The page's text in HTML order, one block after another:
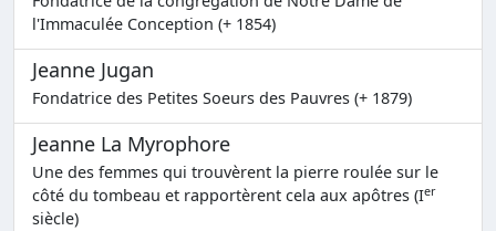
l'Immaculée Conception (+ 1854)
Jeanne Jugan
Fondatrice des Petites Soeurs des Pauvres (+ 1879)
Jeanne La Myrophore
Une des femmes qui trouvèrent la pierre roulée sur le
côté du tombeau et rapportèrent cela aux apôtres (Ier
siècle)